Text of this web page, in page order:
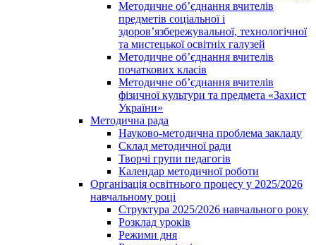
Методичне об’єднання вчителів
предметів соціальної і
здоров’язбережувальної, технологічної
та мистецької освітніх галузей
Методичне об’єднання вчителів
початкових класів
Методичне об’єднання вчителів
фізичної культури та предмета «Захист
України»
Методична рада
Науково-методична проблема закладу
Склад методичної ради
Творчі групи педагогів
Календар методичної роботи
Організація освітнього процесу у 2025/2026
навчальному році
Структура 2025/2026 навчального року
Розклад уроків
Режими дня